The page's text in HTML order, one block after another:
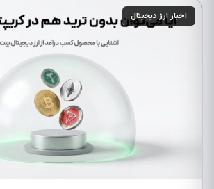
اخبار ارز دیجیتال